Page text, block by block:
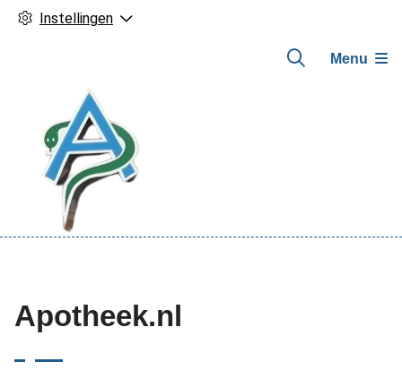
Instellingen
Menu
Apotheek.nl